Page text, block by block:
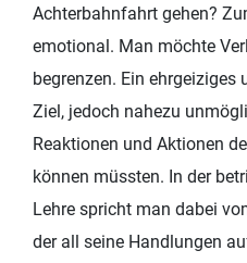
Achterbahnfahrt gehen?
emotional. Man möchte
begrenzen. Ein ehrgeiziges
Ziel, jedoch nahezu
Reaktionen und Aktionen
können müssten. In der
Lehre spricht man dabei
der all seine Handlungen